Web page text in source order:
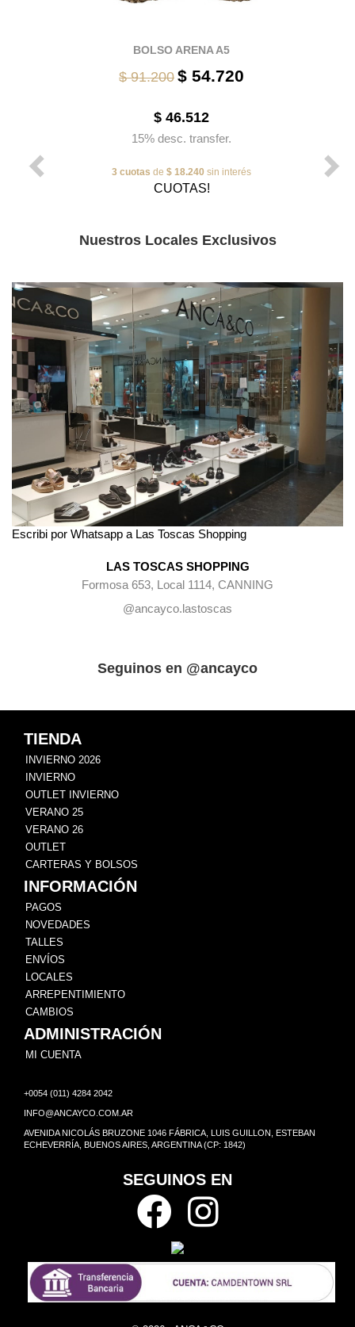
BOLSO ARENA A5
$ 91.200 $ 54.720
$ 46.512
15% desc. transfer.
3 cuotas de $ 18.240 sin interés
CUOTAS!
Nuestros Locales Exclusivos
Escribi por Whatsapp a Las Toscas Shopping
LAS TOSCAS SHOPPING
Formosa 653, Local 1114, CANNING
@ancayco.lastoscas
Seguinos en @ancayco
TIENDA
INVIERNO 2026
INVIERNO
OUTLET INVIERNO
VERANO 25
VERANO 26
OUTLET
CARTERAS Y BOLSOS
INFORMACIÓN
PAGOS
NOVEDADES
TALLES
ENVÍOS
LOCALES
ARREPENTIMIENTO
CAMBIOS
ADMINISTRACIÓN
MI CUENTA
+0054 (011) 4284 2042
INFO@ANCAYCO.COM.AR
AVENIDA NICOLÁS BRUZONE 1046 FÁBRICA, LUIS GUILLON, ESTEBAN
ECHEVERRÍA, BUENOS AIRES, ARGENTINA (CP: 1842)
SEGUINOS EN